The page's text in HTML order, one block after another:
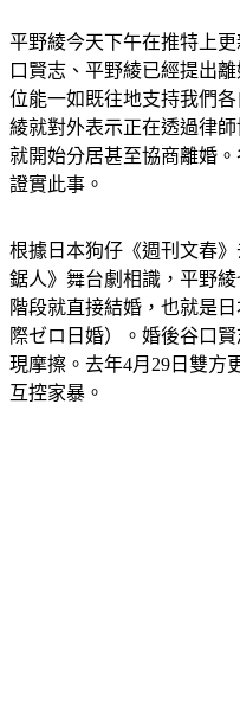
平野綾今天下午在推特上
口賢志、平野綾已經提出
位能一如既往地支持我們
綾就對外表示正在透過律
就開始分居甚至協商離婚。
證實此事。
根據日本狗仔《週刊文春
鋸人》舞台劇相識，平野
階段就直接結婚，也就是
際ゼロ日婚）。婚後谷口
現摩擦。去年4月29日雙方
互控家暴。